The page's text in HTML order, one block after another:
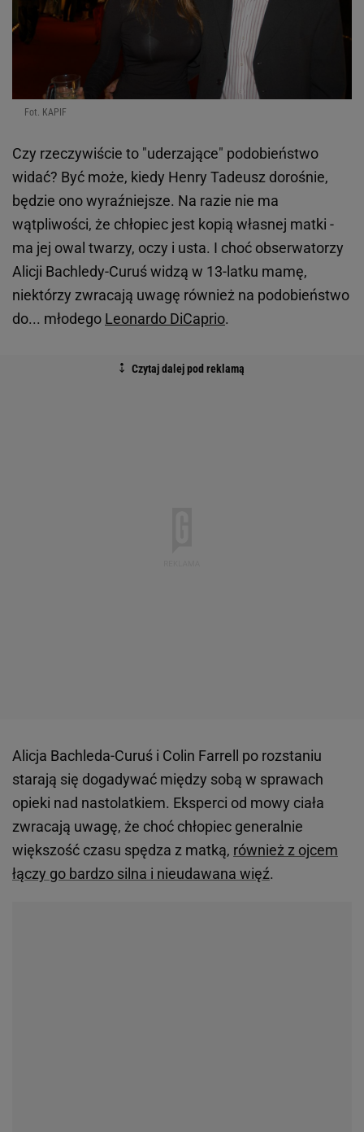
Fot. KAPIF
Czy rzeczywiście to "uderzające" podobieństwo
widać? Być może, kiedy Henry Tadeusz dorośnie,
będzie ono wyraźniejsze. Na razie nie ma
wątpliwości, że chłopiec jest kopią własnej matki -
ma jej owal twarzy, oczy i usta. I choć obserwatorzy
Alicji Bachledy-Curuś widzą w 13-latku mamę,
niektórzy zwracają uwagę również na podobieństwo
do... młodego Leonardo DiCaprio.
Alicja Bachleda-Curuś i Colin Farrell po rozstaniu
starają się dogadywać między sobą w sprawach
opieki nad nastolatkiem. Eksperci od mowy ciała
zwracają uwagę, że choć chłopiec generalnie
większość czasu spędza z matką, również z ojcem
łączy go bardzo silna i nieudawana więź.